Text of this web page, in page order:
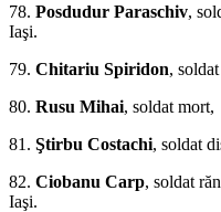
78. Posdudur Paraschiv,
Iaşi.
79. Chitariu Spiridon,
80. Rusu Mihai, soldat
81. Ştirbu Costachi, soldat
82. Ciobanu Carp, sol­dat
Iaşi.